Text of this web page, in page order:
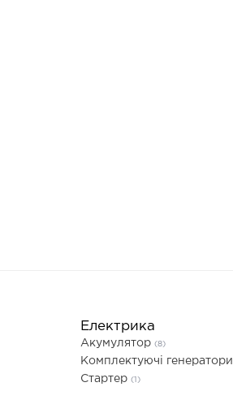
Електрика
Акумулятор (8)
Комплектуючі генератори
Стартер (1)